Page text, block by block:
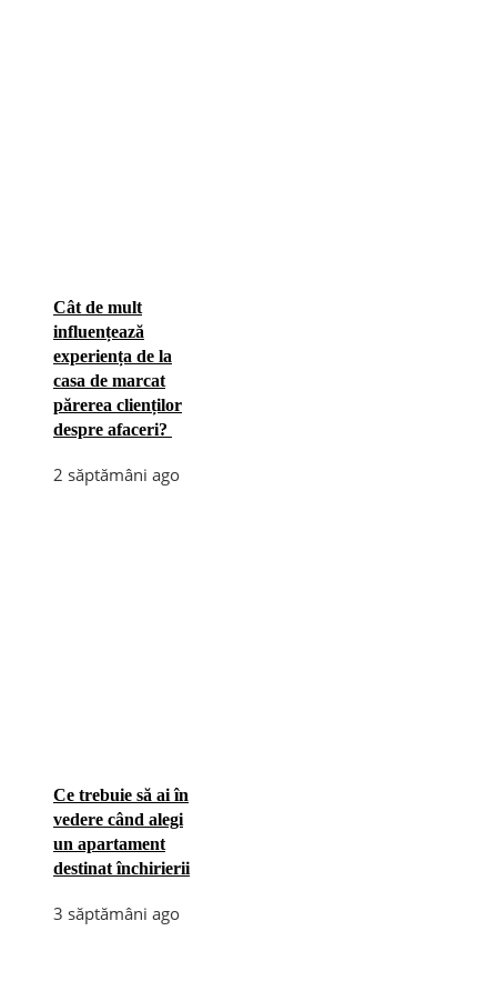
Cât de mult
influențează
experiența de la
casa de marcat
părerea clienților
despre afaceri?
2 săptămâni ago
Ce trebuie să ai în
vedere când alegi
un apartament
destinat închirierii
3 săptămâni ago